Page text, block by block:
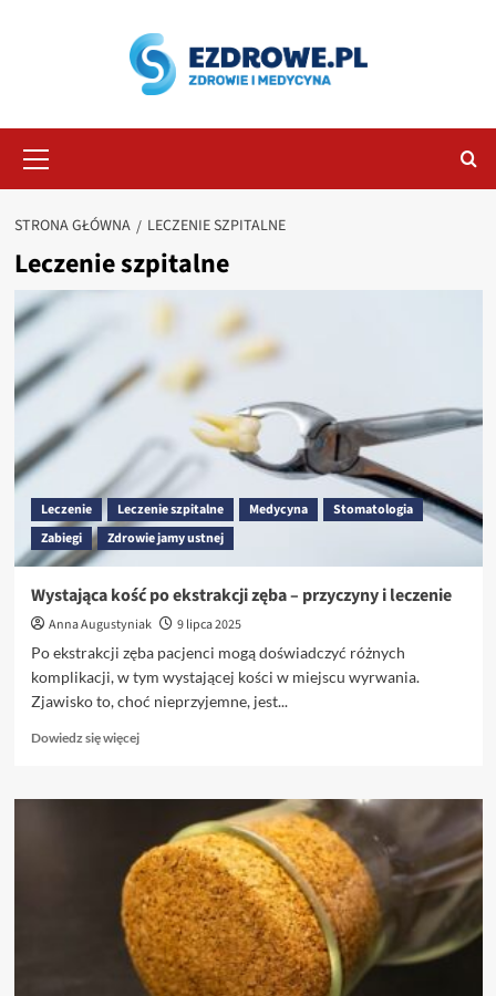
główne
STRONA GŁÓWNA LECZENIE SZPITALNE
Leczenie szpitalne
Leczenie Leczenie szpitalne Medycyna
Stomatologia
Zabiegi
Zdrowie jamy ustnej
Wystająca kość po ekstrakcji zęba – przyczyny i leczenie
Anna Augustyniak
9 lipca 2025
Po ekstrakcji zęba pacjenci mogą doświadczyć różnych
komplikacji, w tym wystającej kości w miejscu wyrwania.
Zjawisko to, choć nieprzyjemne, jest...
Dowiedz się więcejDowiedz
o
Wystająca
kość
po
ekstrakcji
zęba
–
przyczyny
i
leczenie